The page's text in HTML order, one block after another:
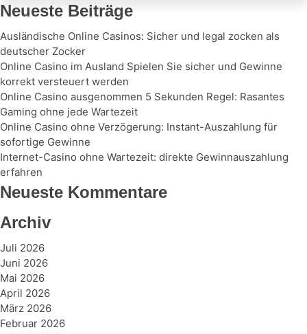
Neueste Beiträge
Ausländische Online Casinos: Sicher und legal zocken als
deutscher Zocker
Online Casino im Ausland Spielen Sie sicher und Gewinne
korrekt versteuert werden
Online Casino ausgenommen 5 Sekunden Regel: Rasantes
Gaming ohne jede Wartezeit
Online Casino ohne Verzögerung: Instant-Auszahlung für
sofortige Gewinne
Internet-Casino ohne Wartezeit: direkte Gewinnauszahlung
erfahren
Neueste Kommentare
Archiv
Juli 2026
Juni 2026
Mai 2026
April 2026
März 2026
Februar 2026